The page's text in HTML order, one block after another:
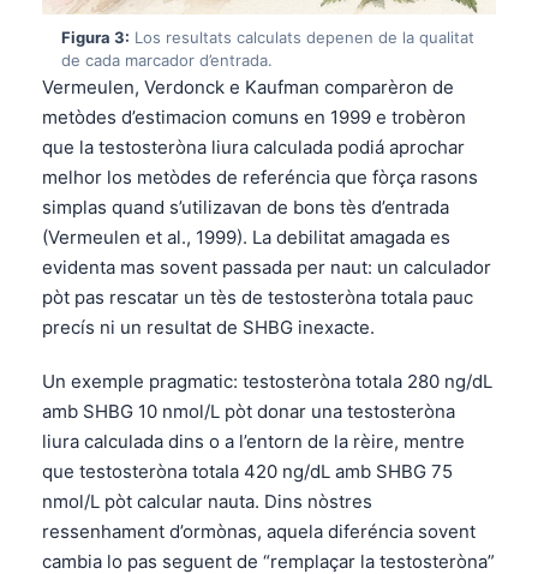
Figura 3: Los resultats calculats depenen de la qualitat
de cada marcador d’entrada.
Vermeulen, Verdonck e Kaufman comparèron de
metòdes d’estimacion comuns en 1999 e trobèron
que la testosteròna liura calculada podiá aprochar
melhor los metòdes de referéncia que fòrça rasons
simplas quand s’utilizavan de bons tès d’entrada
(Vermeulen et al., 1999). La debilitat amagada es
evidenta mas sovent passada per naut: un calculador
pòt pas rescatar un tès de testosteròna totala pauc
precís ni un resultat de SHBG inexacte.
Un exemple pragmatic: testosteròna totala 280 ng/dL
amb SHBG 10 nmol/L pòt donar una testosteròna
liura calculada dins o a l’entorn de la rèire, mentre
que testosteròna totala 420 ng/dL amb SHBG 75
nmol/L pòt calcular nauta. Dins nòstres
ressenhament d’ormònas, aquela diferéncia sovent
cambia lo pas seguent de “remplaçar la testosteròna”